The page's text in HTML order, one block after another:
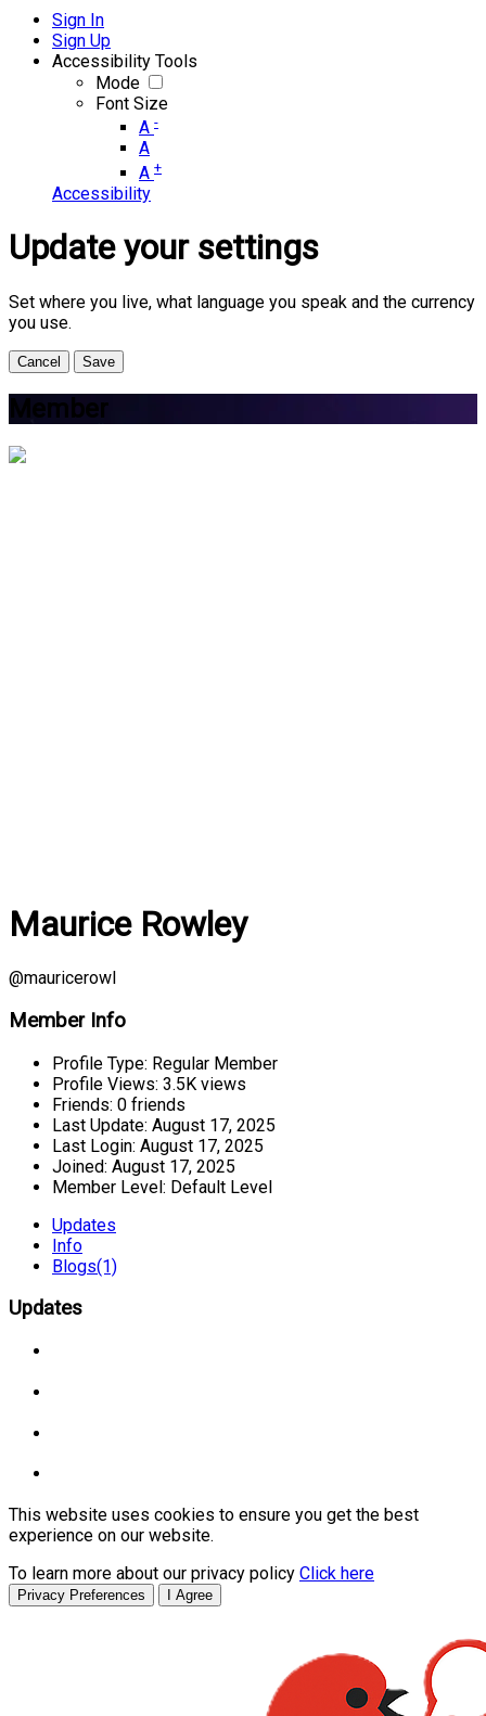
Sign In
Sign Up
Accessibility Tools
Mode
Font Size
A -
A
A +
Accessibility
Update your settings
Set where you live, what language you speak and the currency
you use.
Cancel Save
Member
Maurice Rowley
@mauricerowl
Member Info
Profile Type: Regular Member
Profile Views: 3.5K views
Friends: 0 friends
Last Update: August 17, 2025
Last Login: August 17, 2025
Joined: August 17, 2025
Member Level: Default Level
Updates
Info
Blogs(1)
Updates
This website uses cookies to ensure you get the best
experience on our website.
To learn more about our privacy policy Click here
Privacy Preferences I Agree